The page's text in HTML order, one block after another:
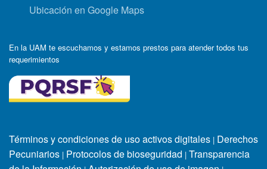
Ubicación en Google Maps
En la UAM te escuchamos y estamos prestos para atender todos tus
requerimientos
Términos y condiciones de uso activos digitales | Derechos
Pecuniarios | Protocolos de bioseguridad | Transparencia